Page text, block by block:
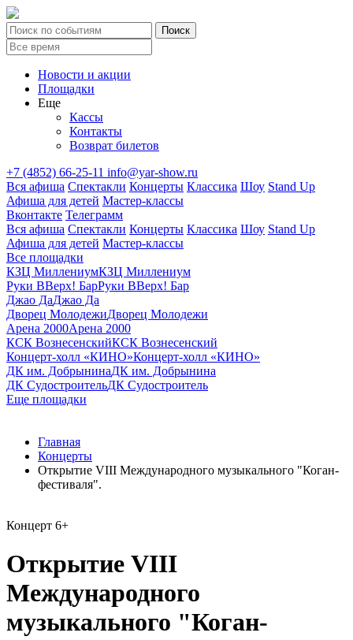
Новости и акции
Площадки
Еще
Кассы
Контакты
Возврат билетов
+7 (4852) 66-25-11 info@yar-show.ru
Вся афиша Спектакли Концерты Классика Шоу Stand Up
Афиша для детей Мастер-классы
Вконтакте Телеграмм
Вся афиша Спектакли Концерты Классика Шоу Stand Up
Афиша для детей Мастер-классы
Все площадки
КЗЦ МиллениумКЗЦ Миллениум
Руки ВВерх! БарРуки ВВерх! Бар
Джао ДаДжао Да
Дворец МолодежиДворец Молодежи
Арена 2000Арена 2000
КСК ВознесенскийКСК Вознесенский
Концерт-холл «КИНО»Концерт-холл «КИНО»
ДК им. ДобрынинаДК им. Добрынина
ДК СудостроительДК Судостроитель
Еще площадки
Главная
Концерты
Открытие VIII Международного музыкального "Коган-
фестиваля".
Концерт 6+
Открытие VIII
Международного
музыкального "Коган-